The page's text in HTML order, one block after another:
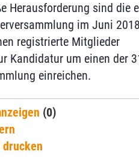
Herausforderung sind die
im Juni
registrierte Mitglieder
Kandidatur um einen der
einreichen.
(0)